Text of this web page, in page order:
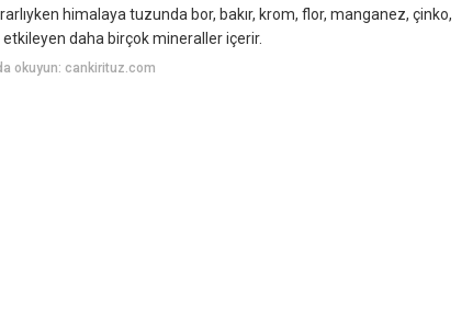
himalaya tuzunda bor, bakır, krom, flor, manganez, çinko,
daha birçok mineraller içerir.
okuyun: cankirituz.com